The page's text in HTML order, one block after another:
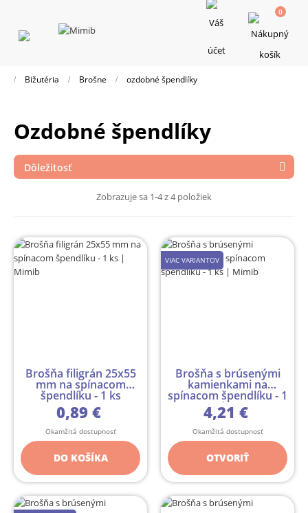
Toggle
navigation
0
Bižutéria Brošne ozdobné špendlíky
ozdobné špendlíky
Dôležitosť 
Zobrazuje sa 1-4 z 4 položiek
Brošňa filigrán 25x55
mm na spínacom
špendlíku - 1 ks
0,89 €
Okamžitá dostupnosť
DO KOŠÍKA
VIAC VARIANTOV
Brošňa s brúsenými
kamienkami na
spínacom špendlíku - 1
ks
4,21 €
Okamžitá dostupnosť
OTVORIŤ